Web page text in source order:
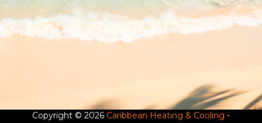
Copyright © 2026 Caribbean Heating & Cooling -